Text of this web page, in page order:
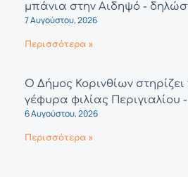
μπάνια στην Αιδηψό -
7 Αυγούστου, 2026
Περισσότερα »
Ο Δήμος Κορινθίων στηρίζει
γέφυρα φιλίας Περιγιαλίου
6 Αυγούστου, 2026
Περισσότερα »